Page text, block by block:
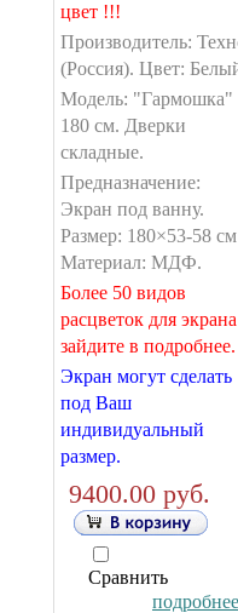
цвет !!!
Производитель:
(Россия). Цвет:
Модель: "Гармошка"
180 см. Дверки
складные.
Предназначение:
Экран под ванну.
Размер: 180×53-58
Материал: МДФ.
Более 50 видов
расцветок для экрана
зайдите в подробнее.
Экран могут сделать
под Ваш
индивидуальный
размер.
9400.00 руб.
Сравнить